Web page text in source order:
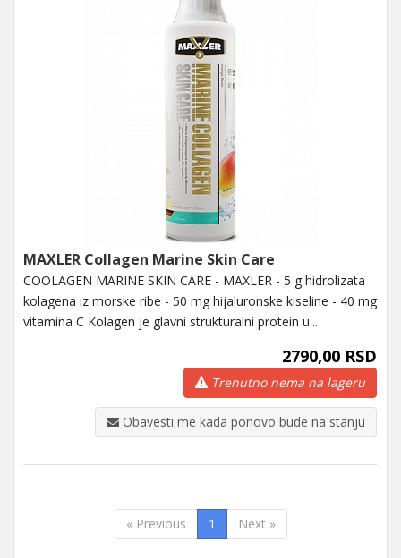
MAXLER Collagen Marine Skin Care
COOLAGEN MARINE SKIN CARE - MAXLER - 5 g hidrolizata
kolagena iz morske ribe - 50 mg hijaluronske kiseline - 40 mg
vitamina C Kolagen je glavni strukturalni protein u...
2790,00 RSD
Trenutno nema na lageru
Obavesti me kada ponovo bude na stanju
« Previous 1 Next »